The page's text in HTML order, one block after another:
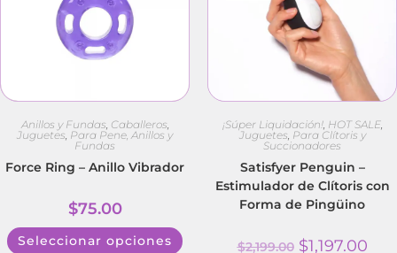
Anillos y Fundas Caballeros
Juguetes Para Pene, Anillos y
Fundas
Force Ring – Anillo Vibrador
$75.00
Seleccionar opciones
¡Súper Liquidación!, HOT SALE,
Juguetes Para Clítoris y
Succionadores
Satisfyer Penguin –
Estimulador de Clítoris con
Forma de Pingüino
$2,199.00 $1,197.00